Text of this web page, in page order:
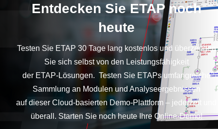
Entdecken Sie ETAP noch
heute
Testen Sie ETAP 30 Tage lang kostenlos und überzeugen
Sie sich selbst von den Leistungsfähigkeit
der ETAP-Lösungen. Testen Sie ETAPs umfangreiche
Sammlung an Modulen und Analyseergebnissen
auf dieser Cloud-basierten Demo-Plattform – jederzeit und
überall. Starten Sie noch heute Ihre Online-Demo!